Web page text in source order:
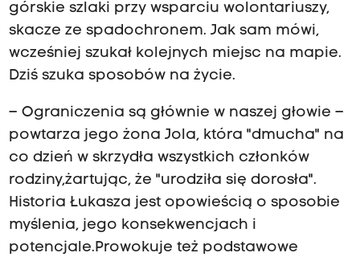
górskie szlaki przy wsparciu wolontariuszy,
skacze ze spadochronem. Jak sam mówi,
wcześniej szukał kolejnych miejsc na mapie.
Dziś szuka sposobów na życie.
– Ograniczenia są głównie w naszej głowie –
powtarza jego żona Jola, która "dmucha" na
co dzień w skrzydła wszystkich członków
rodziny,żartując, że "urodziła się dorosła".
Historia Łukasza jest opowieścią o sposobie
myślenia, jego konsekwencjach i
potencjale.Prowokuje też podstawowe